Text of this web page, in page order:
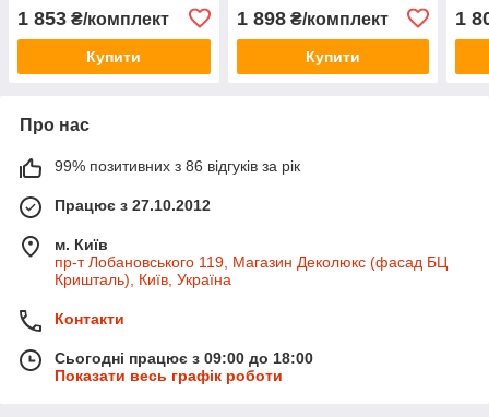
1 853 ₴/комплект
Купити
1 898₴/комплект
Купити
1
Про нас
99% позитивних з 86 відгуків за рік
Працює з 27.10.2012
м. Київ
пр-т Лобановського 119, Магазин Деколюкс (фасад БЦ
Кришталь), Київ, Україна
Контакти
Сьогодні працює з 09:00 до 18:00
Показати весь графік роботи